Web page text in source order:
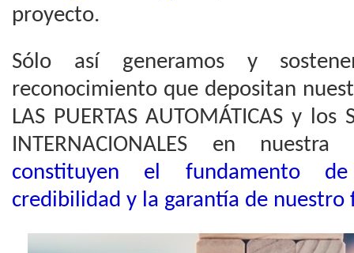
proyecto.
Sólo así generamos y
reconocimiento que depositan
LAS PUERTAS AUTOMÁTICAS y los
INTERNACIONALES en
constituyen el fundamento
credibilidad y la garantía de nuestro